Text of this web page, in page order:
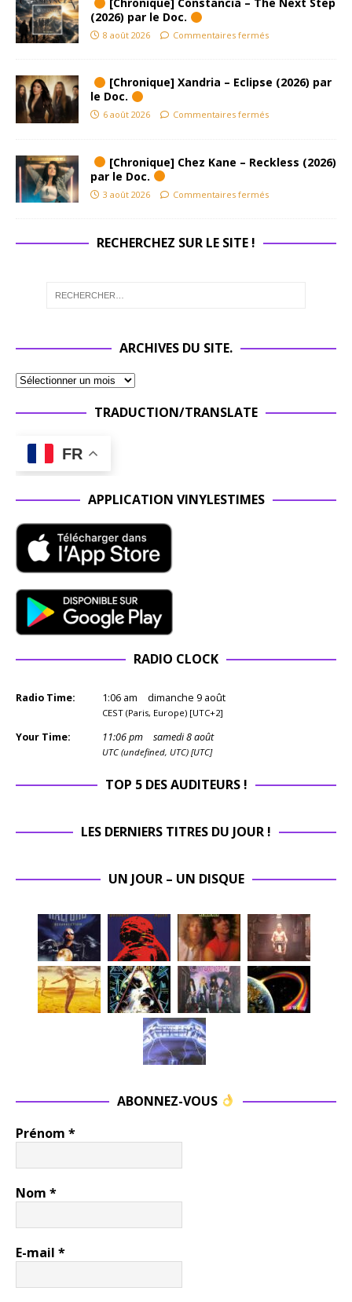
[Chronique] Constancia – The Next Step
(2026) par le Doc.
8 août 2026 Commentaires fermés
[Chronique] Xandria – Eclipse (2026) par
le Doc.
6 août 2026 Commentaires fermés
[Chronique] Chez Kane – Reckless (2026)
par le Doc.
3 août 2026 Commentaires fermés
RECHERCHEZ SUR LE SITE !
ARCHIVES DU SITE.
TRADUCTION/TRANSLATE
FR
APPLICATION VINYLESTIMES
RADIO CLOCK
Radio Time: 1:06 am dimanche 9 août
CEST (Paris, Europe) [UTC+2]
Your Time: 11:06pm samedi 8 août
UTC (undefined, UTC) [UTC]
TOP 5 DES AUDITEURS !
LES DERNIERS TITRES DU JOUR !
UN JOUR – UN DISQUE
ABONNEZ-VOUS
Prénom *
Nom *
E-mail *